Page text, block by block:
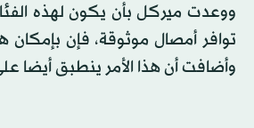
ووعدت ميركل بأن يكون لهذه
توافر أمصال موثوقة، فإن بإمكان
وأضافت أن هذا الأمر ينطبق أيضا